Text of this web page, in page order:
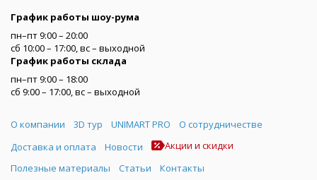
График работы шоу-рума
пн–пт 9:00 – 20:00
сб 10:00 – 17:00, вс – выходной
График работы склада
пн–пт 9:00 – 18:00
сб 9:00 – 17:00, вс – выходной
Меню
О компании 3D тур UNIMART PRO
О сотрудничестве
Доставка и оплата
Новости
Акции и скидки
Полезные материалы
Статьи Контакты